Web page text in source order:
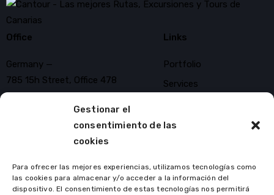
Gestionar el
consentimiento de las
cookies
Para ofrecer las mejores experiencias, utilizamos tecnologías como
las cookies para almacenar y/o acceder a la información del
dispositivo. El consentimiento de estas tecnologías nos permitirá
Office
Germany —
785 15h Street, Office 478
Berlin, De 81566
+1 840 841 25 69
Links
Portfolio
Services
Appointment
Get in Touch